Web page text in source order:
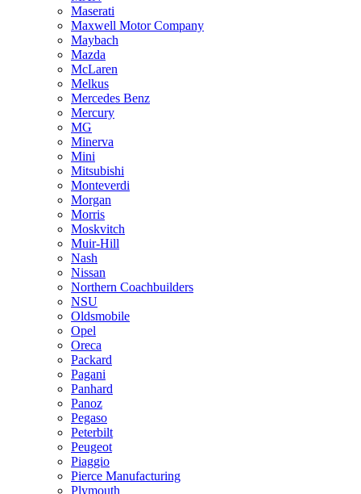
Maserati
Maxwell Motor Company
Maybach
Mazda
McLaren
Melkus
Mercedes Benz
Mercury
MG
Minerva
Mini
Mitsubishi
Monteverdi
Morgan
Morris
Moskvitch
Muir-Hill
Nash
Nissan
Northern Coachbuilders
NSU
Oldsmobile
Opel
Oreca
Packard
Pagani
Panhard
Panoz
Pegaso
Peterbilt
Peugeot
Piaggio
Pierce Manufacturing
Plymouth